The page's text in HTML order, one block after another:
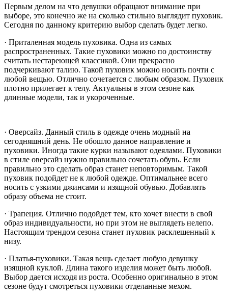
Первым делом на что девушки обращают внимание при
выборе, это конечно же на сколько стильно выглядит пуховик.
Сегодня по данному критерию выбор сделать будет легко.
· Приталенная модель пуховика. Одна из самых
распространенных. Такие пуховики можно по достоинству
считать нестареющей классикой. Они прекрасно
подчеркивают талию. Такой пуховик можно носить почти с
любой вещью. Отлично сочетается с любым образом. Пуховик
плотно прилегает к телу. Актуальны в этом сезоне как
длинные модели, так и укороченные.
· Оверсайз. Данный стиль в одежде очень модный на
сегодняшний день. Не обошло данное направление и
пуховики. Иногда такие курки называют одеялами. Пуховики
в стиле оверсайз нужно правильно сочетать обувь. Если
правильно это сделать образ станет неповторимым. Такой
пуховик подойдет не к любой одежде. Оптимальнее всего
носить с узкими джинсами и изящной обувью. Добавлять
образу объема не стоит.
· Трапеция. Отлично подойдет тем, кто хочет внести в свой
образ индивидуальности, но при этом не выглядеть нелепо.
Настоящим трендом сезона станет пуховик расклешенный к
низу.
· Платья-пуховики. Такая вещь сделает любую девушку
изящной куклой. Длина такого изделия может быть любой.
Выбор дается исходя из роста. Особенно оригинально в этом
сезоне будут смотреться пуховики отделанные мехом.